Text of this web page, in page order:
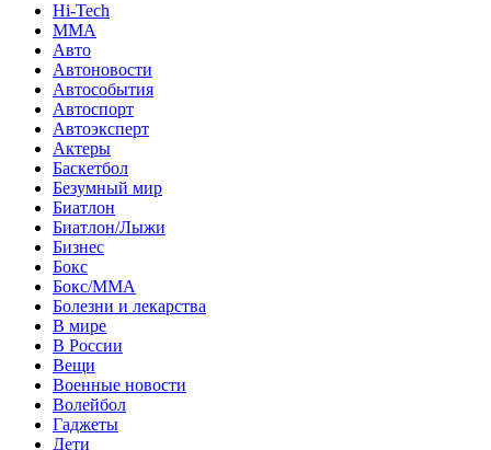
Hi-Tech
MMA
Авто
Автоновости
Автособытия
Автоспорт
Автоэксперт
Актеры
Баскетбол
Безумный мир
Биатлон
Биатлон/Лыжи
Бизнес
Бокс
Бокс/MMA
Болезни и лекарства
В мире
В России
Вещи
Военные новости
Волейбол
Гаджеты
Дети